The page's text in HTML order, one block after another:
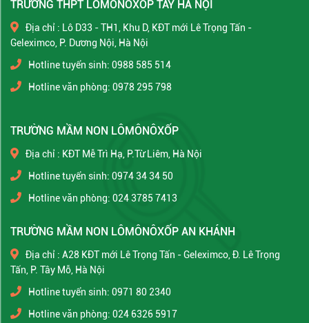
TRƯỜNG THPT LÔMÔNÔXỐP TÂY HÀ NỘI
Địa chỉ : Lô D33 - TH1, Khu D, KĐT mới Lê Trọng Tấn -
Geleximco, P. Dương Nội, Hà Nội
Hotline tuyển sinh: 0988 585 514
Hotline văn phòng: 0978 295 798
TRƯỜNG MẦM NON LÔMÔNÔXỐP
Địa chỉ : KĐT Mễ Trì Hạ, P.Từ Liêm, Hà Nội
Hotline tuyển sinh: 0974 34 34 50
Hotline văn phòng: 024 3785 7413
TRƯỜNG MẦM NON LÔMÔNÔXỐP AN KHÁNH
Địa chỉ : A28 KĐT mới Lê Trọng Tấn - Geleximco, Đ. Lê Trọng
Tấn, P. Tây Mỗ, Hà Nội
Hotline tuyển sinh: 0971 80 2340
Hotline văn phòng: 024 6326 5917